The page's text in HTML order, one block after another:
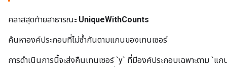
คลาสสุดท้ายสาธารณะ UniqueWithCounts
ค้นหาองค์ประกอบที่ไม่ซ้ำกันตามแกนของเทนเซอร์
การดำเนินการนี้จะส่งคืนเทนเซอร์ `y` ที่มีองค์ประกอบเฉพาะตาม `แ